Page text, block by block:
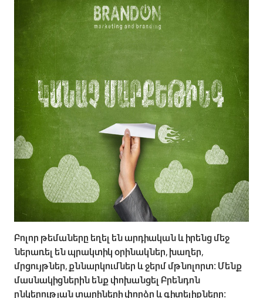
Բոլոր թեմաները եղել են արդիական և իրենց մեջ
ներառել են պրակտիկ օրինակներ, խաղեր,
մրցույթներ, քննարկումներ և ջերմ մթնոլորտ։ Մենք
մասնակիցներին ենք փոխանցել Բրենդոն
ընկերության տարիների փորձը և գիտելիքները։